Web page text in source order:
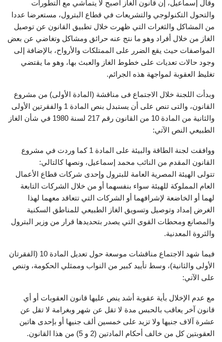
وقال إسماعيل، إن قانون الغاز أصبح لا يتماشي مع التطورات
والتحول التكنولوجي والتشريعات في قطاع البترول، مستعرضا عددا
من المشاكل والثغرات التي ظهرت خلال تطبيق القانون عن توصيل
الغاز من خلال أفراد وهو ما نتج عنه حرائق ومشاكل وتغاضي عن بعض
المواصفات حيث يقع الضرر على الممتلكات والأرواح، بالإضافة إلى
وجود حالات تعديات على خطوط الغاز والعبث بها، وهو ما يقتضي
تغليظ العقوبة لمواجهة هذه الجرائم.
وبدأت اللجنة خلال الاجتماع فى مناقشة (المادة الأولى) من مشروع
القانون، والتى تنص على أن يستبدل بنص المادة 1 والفقرتين الأولى
والثانية من المادة 10 من القانون رقم 217 لسنة 1980 في شأن الغاز
الطبيعي النص الآتي:
ووافقت لجنة الطاقة والبيئة على المادة 1 كما وردت في مشروع
القانون المقدم من النائب محمد إسماعيل، ونصها كالتالي:
تتولى الهيئة المصرية العامة للبترول وإحدى شركات قطاع الأعمال
العام المملوكة للهيئة سواء بنفسهما أو من خلال الشركات التابعة
لهما أو الخاضعة لإشرافهما أو الشركات التي تتعاقد معهما لهذا
الغرض إمداد وتوصيل وتسويق الغاز الطبيعي للمناطق السكنية
والمصانع ومحطات القوى التي يصدر بتحديدها قرار من وزير البترول
والثروة المعدنية.
فيما شهد الاجتماع مناقشات موسعة حول تعديل المادة 10 (الفقرتان
الأولى والثانية)، وسط تأييد كبير من النواب وممثلي الحكومة، وتنص
على الآتي:
مع عدم الإخلال بأية عقوبة أشد ينص عليها قانون العقوبات أو أي
قانون آخر يعاقب بالحبس مدة لا تقل عن شهر وبغرامة لا تقل عن
عشرة آلاف جنيها ولا تزيد على خمسين ألف جنيها أو بإحدى هاتين
العقوبتين كل من خالف أحكام المادتين (2 و 5) من هذا القانون.